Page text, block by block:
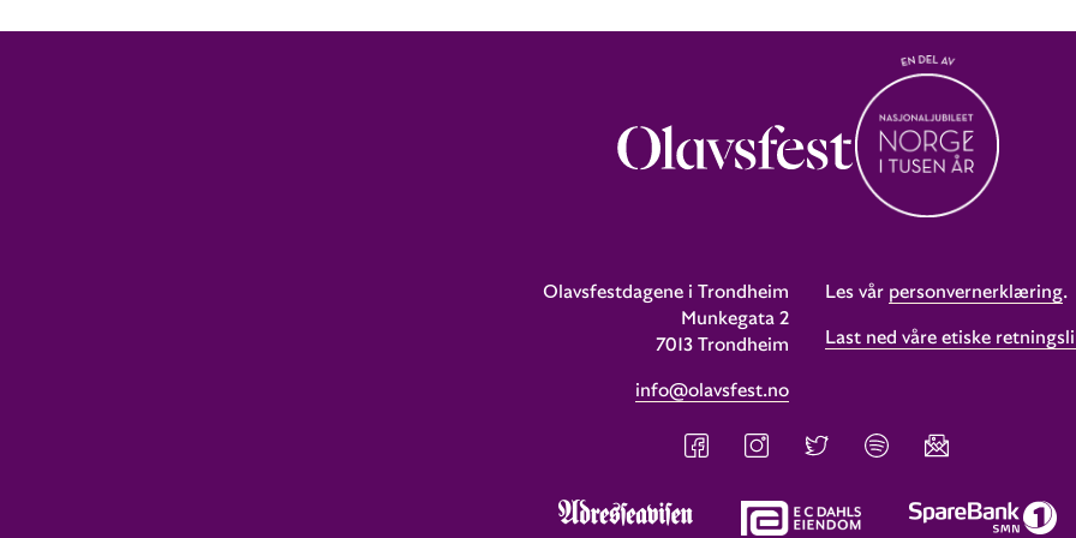
Olavsfestdagene i Trondheim
Munkegata 2
7013 Trondheim
info@olavsfest.no
Les vår personvernerklæring.
Last ned våre etiske